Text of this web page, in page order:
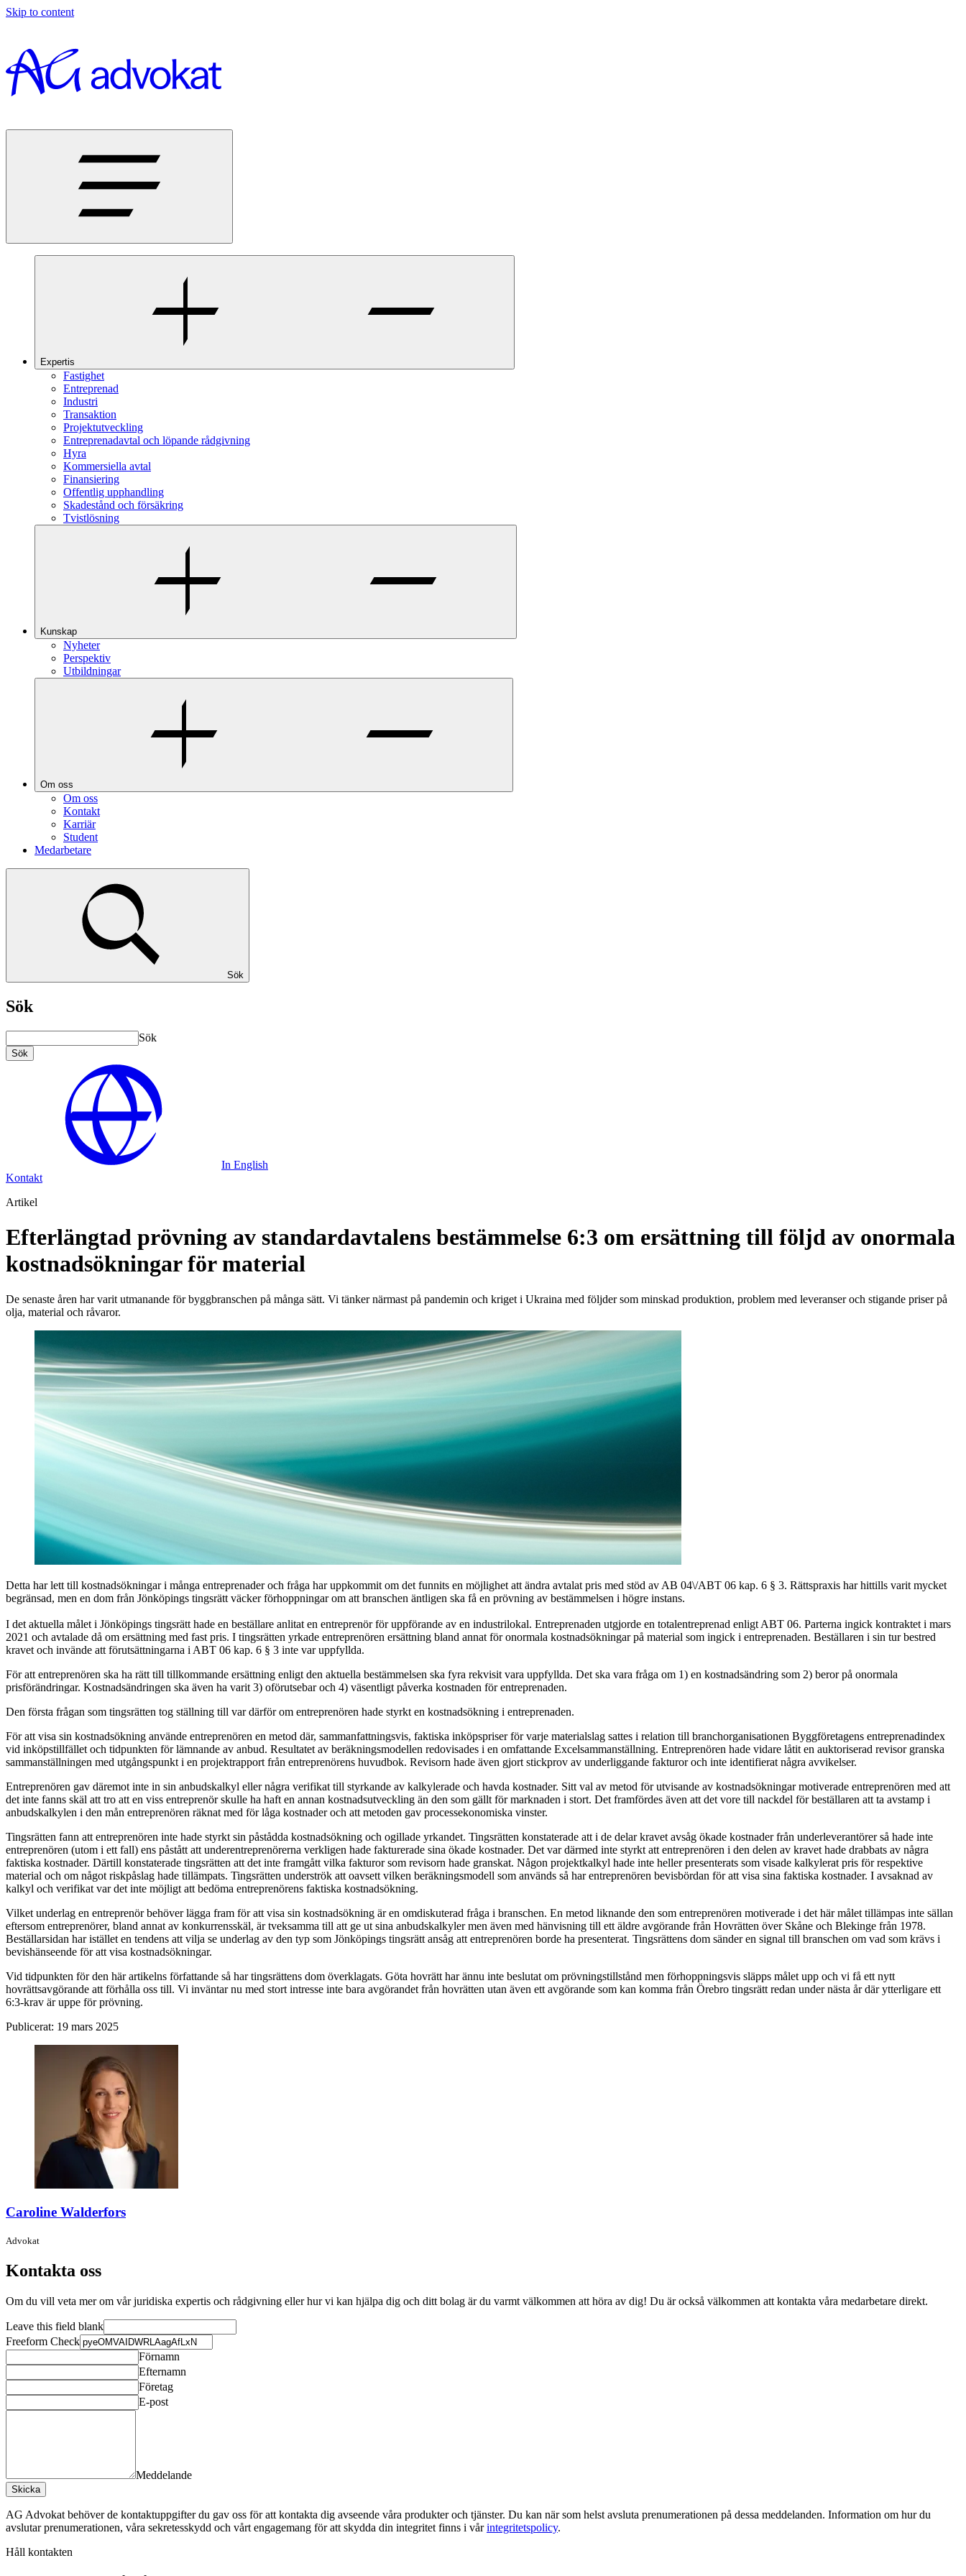
Skip to content
Expertis
Fastighet
Entreprenad
Industri
Transaktion
Projektutveckling
Entreprenadavtal och löpande rådgivning
Hyra
Kommersiella avtal
Finansiering
Offentlig upphandling
Skadestånd och försäkring
Tvistlösning
Kunskap
Nyheter
Perspektiv
Utbildningar
Om oss
Om oss
Kontakt
Karriär
Student
Medarbetare
Sök
Sök
Sök
Sök
In English
Kontakt
Artikel
Efterlängtad prövning av standardavtalens bestämmelse 6:3 om ersättning till följd av onormala
kostnadsökningar för material
De senaste åren har varit utmanande för byggbranschen på många sätt. Vi tänker närmast på pandemin och kriget i Ukraina med följder som minskad produktion, problem med leveranser och stigande priser på
olja, material och råvaror.
Detta har lett till kostnadsökningar i många entreprenader och fråga har uppkommit om det funnits en möjlighet att ändra avtalat pris med stöd av AB 04\/ABT 06 kap. 6 § 3. Rättspraxis har hittills varit mycket
begränsad, men en dom från Jönköpings tingsrätt väcker förhoppningar om att branschen äntligen ska få en prövning av bestämmelsen i högre instans.
I det aktuella målet i Jönköpings tingsrätt hade en beställare anlitat en entreprenör för uppförande av en industrilokal. Entreprenaden utgjorde en totalentreprenad enligt ABT 06. Parterna ingick kontraktet i mars
2021 och avtalade då om ersättning med fast pris. I tingsrätten yrkade entreprenören ersättning bland annat för onormala kostnadsökningar på material som ingick i entreprenaden. Beställaren i sin tur bestred
kravet och invände att förutsättningarna i ABT 06 kap. 6 § 3 inte var uppfyllda.
För att entreprenören ska ha rätt till tillkommande ersättning enligt den aktuella bestämmelsen ska fyra rekvisit vara uppfyllda. Det ska vara fråga om 1) en kostnadsändring som 2) beror på onormala
prisförändringar. Kostnadsändringen ska även ha varit 3) oförutsebar och 4) väsentligt påverka kostnaden för entreprenaden.
Den första frågan som tingsrätten tog ställning till var därför om entreprenören hade styrkt en kostnadsökning i entreprenaden.
För att visa sin kostnadsökning använde entreprenören en metod där, sammanfattningsvis, faktiska inköpspriser för varje materialslag sattes i relation till branchorganisationen Byggföretagens entreprenadindex
vid inköpstillfället och tidpunkten för lämnande av anbud. Resultatet av beräkningsmodellen redovisades i en omfattande Excelsammanställning. Entreprenören hade vidare låtit en auktoriserad revisor granska
sammanställningen med utgångspunkt i en projektrapport från entreprenörens huvudbok. Revisorn hade även gjort stickprov av underliggande fakturor och inte identifierat några avvikelser.
Entreprenören gav däremot inte in sin anbudskalkyl eller några verifikat till styrkande av kalkylerade och havda kostnader. Sitt val av metod för utvisande av kostnadsökningar motiverade entreprenören med att
det inte fanns skäl att tro att en viss entreprenör skulle ha haft en annan kostnadsutveckling än den som gällt för marknaden i stort. Det framfördes även att det vore till nackdel för beställaren att ta avstamp i
anbudskalkylen i den mån entreprenören räknat med för låga kostnader och att metoden gav processekonomiska vinster.
Tingsrätten fann att entreprenören inte hade styrkt sin påstådda kostnadsökning och ogillade yrkandet. Tingsrätten konstaterade att i de delar kravet avsåg ökade kostnader från underleverantörer så hade inte
entreprenören (utom i ett fall) ens påstått att underentreprenörerna verkligen hade fakturerade sina ökade kostnader. Det var därmed inte styrkt att entreprenören i den delen av kravet hade drabbats av några
faktiska kostnader. Därtill konstaterade tingsrätten att det inte framgått vilka fakturor som revisorn hade granskat. Någon projektkalkyl hade inte heller presenterats som visade kalkylerat pris för respektive
material och om något riskpåslag hade tillämpats. Tingsrätten underströk att oavsett vilken beräkningsmodell som används så har entreprenören bevisbördan för att visa sina faktiska kostnader. I avsaknad av
kalkyl och verifikat var det inte möjligt att bedöma entreprenörens faktiska kostnadsökning.
Vilket underlag en entreprenör behöver lägga fram för att visa sin kostnadsökning är en omdiskuterad fråga i branschen. En metod liknande den som entreprenören motiverade i det här målet tillämpas inte sällan
eftersom entreprenörer, bland annat av konkurrensskäl, är tveksamma till att ge ut sina anbudskalkyler men även med hänvisning till ett äldre avgörande från Hovrätten över Skåne och Blekinge från 1978.
Beställarsidan har istället en tendens att vilja se underlag av den typ som Jönköpings tingsrätt ansåg att entreprenören borde ha presenterat. Tingsrättens dom sänder en signal till branschen om vad som krävs i
bevishänseende för att visa kostnadsökningar.
Vid tidpunkten för den här artikelns författande så har tingsrättens dom överklagats. Göta hovrätt har ännu inte beslutat om prövningstillstånd men förhoppningsvis släpps målet upp och vi få ett nytt
hovrättsavgörande att förhålla oss till. Vi inväntar nu med stort intresse inte bara avgörandet från hovrätten utan även ett avgörande som kan komma från Örebro tingsrätt redan under nästa år där ytterligare ett
6:3-krav är uppe för prövning.
Publicerat: 19 mars 2025
Caroline Walderfors
Advokat
Kontakta oss
Om du vill veta mer om vår juridiska expertis och rådgivning eller hur vi kan hjälpa dig och ditt bolag är du varmt välkommen att höra av dig! Du är också välkommen att kontakta våra medarbetare direkt.
Leave this field blank
Freeform Check
Förnamn
Efternamn
Företag
E-post
Meddelande
Skicka
AG Advokat behöver de kontaktuppgifter du gav oss för att kontakta dig avseende våra produkter och tjänster. Du kan när som helst avsluta prenumerationen på dessa meddelanden. Information om hur du
avslutar prenumerationen, våra sekretesskydd och vårt engagemang för att skydda din integritet finns i vårintegritetspolicy.
Håll kontakten